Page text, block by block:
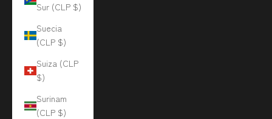
Sur (CLP $)
Suecia
(CLP $)
Suiza (CLP
$)
Surinam
(CLP $)